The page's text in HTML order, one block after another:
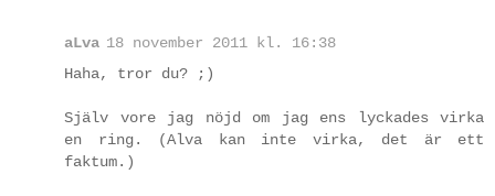
aLva 18 november 2011 kl. 16:38
Haha, tror du? ;)
Själv vore jag nöjd om jag ens lyckades virka
en ring. (Alva kan inte virka, det är ett
faktum.)